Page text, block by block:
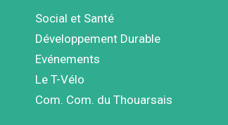
Social et Santé
Développement Durable
Evénements
Le T-Vélo
Com. Com. du Thouarsais